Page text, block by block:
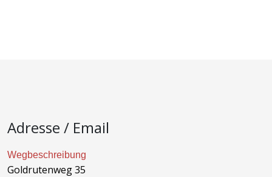
Adresse / Email
Wegbeschreibung
Goldrutenweg 35